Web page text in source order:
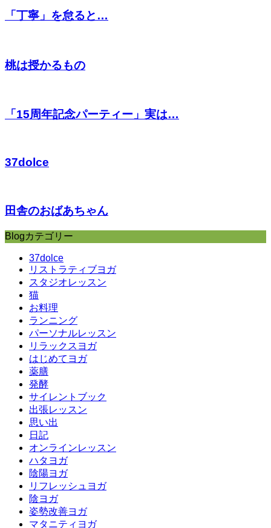
「丁寧」を怠ると…
桃は授かるもの
「15周年記念パーティー」実は…
37dolce
田舎のおばあちゃん
Blogカテゴリー
37dolce
リストラティブヨガ
スタジオレッスン
猫
お料理
ランニング
パーソナルレッスン
リラックスヨガ
はじめてヨガ
薬膳
発酵
サイレントブック
出張レッスン
思い出
日記
オンラインレッスン
ハタヨガ
陰陽ヨガ
リフレッシュヨガ
陰ヨガ
姿勢改善ヨガ
マタニティヨガ